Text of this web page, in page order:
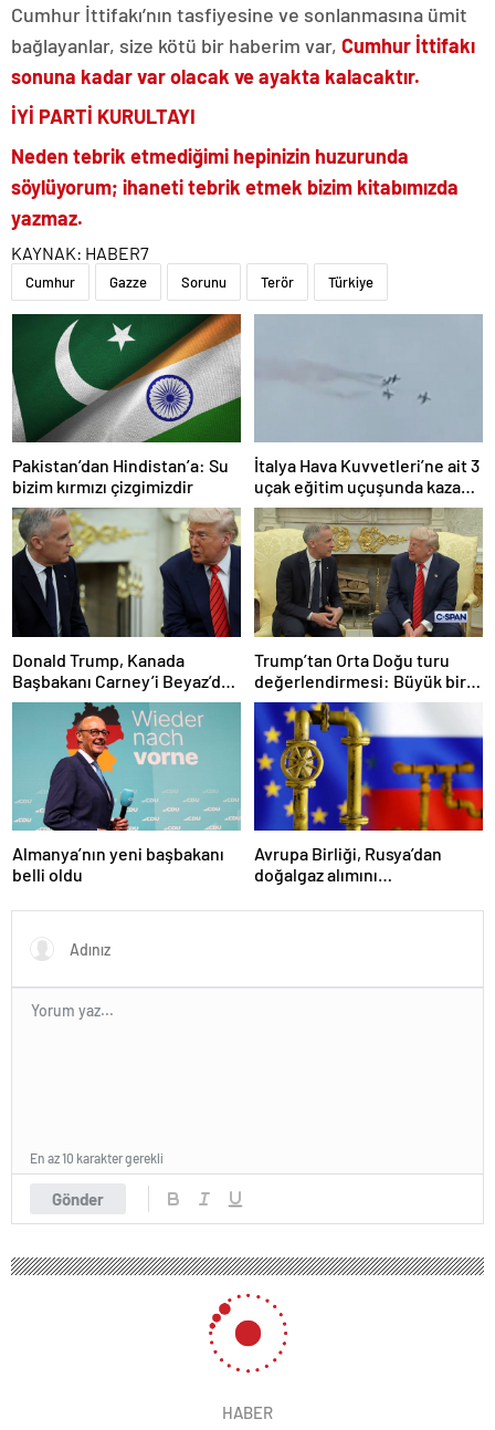
Cumhur İttifakı’nın tasfiyesine ve sonlanmasına ümit
bağlayanlar, size kötü bir haberim var, Cumhur İttifakı
sonuna kadar var olacak ve ayakta kalacaktır.
İYİ PARTİ KURULTAYI
Neden tebrik etmediğimi hepinizin huzurunda
söylüyorum; ihaneti tebrik etmek bizim kitabımızda
yazmaz.
KAYNAK: HABER7
Cumhur Gazze Sorunu Terör Türkiye
Pakistan’dan Hindistan’a: Su
bizim kırmızı çizgimizdir
İtalya Hava Kuvvetleri’ne ait 3
uçak eğitim uçuşunda kaza
yaptı
Donald Trump, Kanada
Başbakanı Carney’i Beyaz’da
ağırladı
Trump’tan Orta Doğu turu
değerlendirmesi: Büyük bir
duyuru yapacağız
Almanya’nın yeni başbakanı
belli oldu
Avrupa Birliği, Rusya’dan
doğalgaz alımını
Gönder
En az 10 karakter gerekli
HABER